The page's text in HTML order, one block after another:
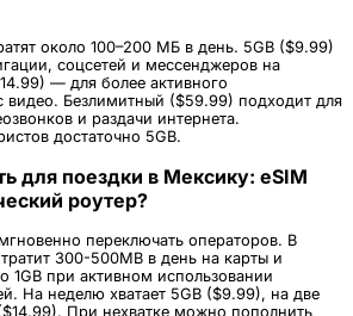
около 100–200 МБ в день. 5GB ($9.99)
соцсетей и мессенджеров на
— для более активного
видео. Безлимитный ($59.99) подходит для
и раздачи интернета.
достаточно 5GB.
для поездки в Мексику: eSIM
роутер?
переключать операторов. В
300-500MB в день на карты и
1GB при активном использовании
На неделю хватает 5GB ($9.99), на две
При нехватке можно пополнить